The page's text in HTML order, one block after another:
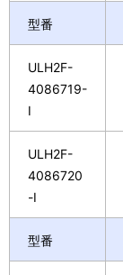
型番
ULH2F-
4086719-
I
ULH2F-
4086720
-I
型番